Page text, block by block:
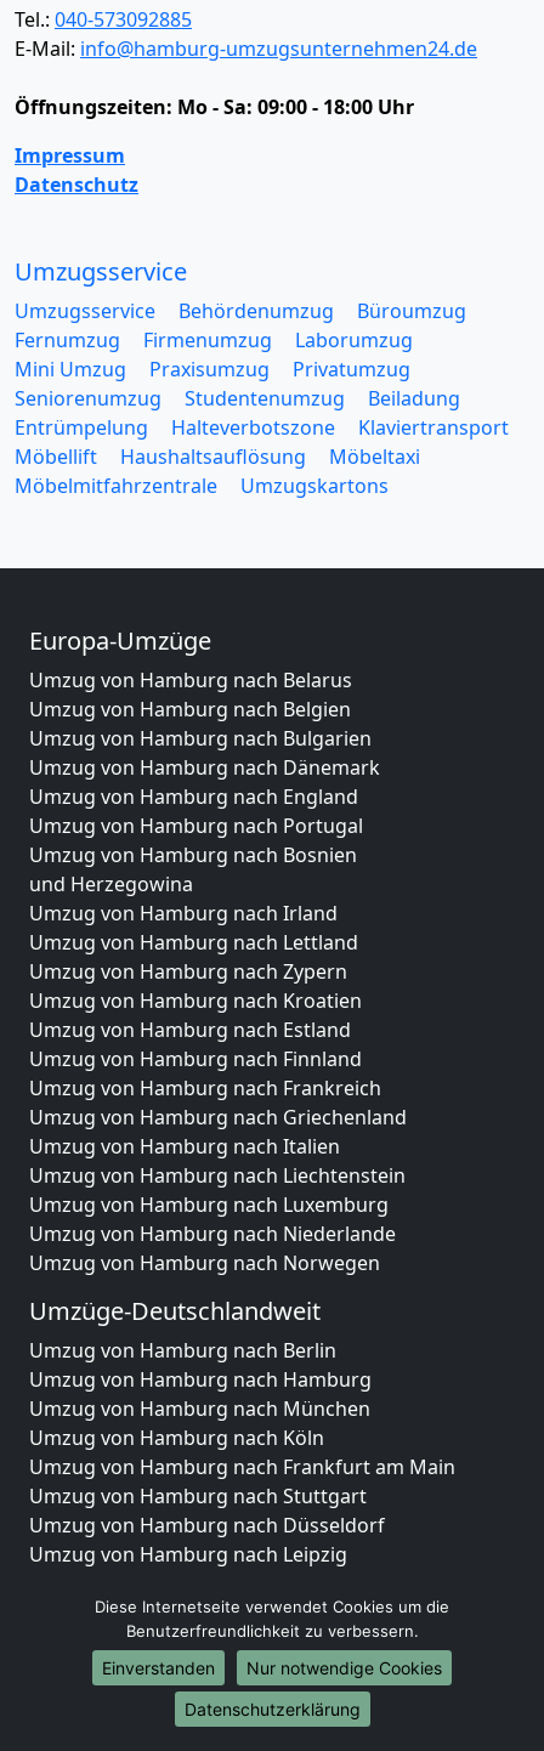
Tel.: 040-573092885
E-Mail: info@hamburg-umzugsunternehmen24.de
Öffnungszeiten: Mo - Sa: 09:00 - 18:00 Uhr
Impressum
Datenschutz
Umzugsservice
Umzugsservice Behördenumzug
Büroumzug
Fernumzug
Firmenumzug
Laborumzug
Mini Umzug
Praxisumzug
Privatumzug
Seniorenumzug
Studentenumzug
Beiladung
Entrümpelung
Halteverbotszone
Klaviertransport
Möbellift
Haushaltsauflösung
Möbeltaxi
Möbelmitfahrzentrale
Umzugskartons
Europa-Umzüge
Umzug von Hamburg nach Belarus
Umzug von Hamburg nach Belgien
Umzug von Hamburg nach Bulgarien
Umzug von Hamburg nach Dänemark
Umzug von Hamburg nach England
Umzug von Hamburg nach Portugal
Umzug von Hamburg nach Bosnien
und Herzegowina
Umzug von Hamburg nach Irland
Umzug von Hamburg nach Lettland
Umzug von Hamburg nach Zypern
Umzug von Hamburg nach Kroatien
Umzug von Hamburg nach Estland
Umzug von Hamburg nach Finnland
Umzug von Hamburg nach Frankreich
Umzug von Hamburg nach Griechenland
Umzug von Hamburg nach Italien
Umzug von Hamburg nach Liechtenstein
Umzug von Hamburg nach Luxemburg
Umzug von Hamburg nach Niederlande
Umzug von Hamburg nach Norwegen
Umzüge-Deutschlandweit
Umzug von Hamburg nach Berlin
Umzug von Hamburg nach Hamburg
Umzug von Hamburg nach München
Umzug von Hamburg nach Köln
Umzug von Hamburg nach Frankfurt am Main
Umzug von Hamburg nach Stuttgart
Umzug von Hamburg nach Düsseldorf
Umzug von Hamburg nach Leipzig
Umzug von Hamburg nach Essen
Umzug von Hamburg nach Bremen
Umzug von Hamburg nach Dresden
Umzug von Hamburg nach Hannover
Umzug von Hamburg nach Nürnberg
Diese Internetseite verwendet Cookies um die
Benutzerfreundlichkeit zu verbessern.
Einverstanden
Nur notwendige Cookies
Datenschutzerklärung